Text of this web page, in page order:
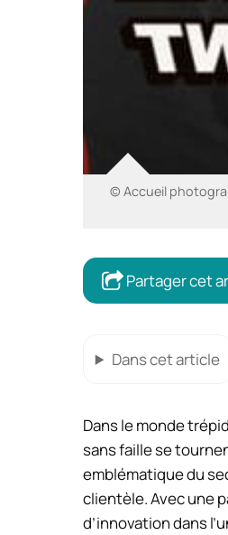
© Accueil
Partager cet
Dans cet article
Dans le monde
sans faille se
emblématique du
clientèle. Avec une
d’innovation dans